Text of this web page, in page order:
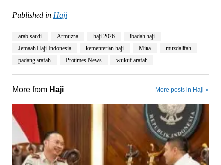
Published in Haji
arab saudi Armuzna haji 2026
ibadah haji
Jemaah Haji Indonesia
kementerian haji Mina
muzdalifah
padang arafah
Protimes News wukuf arafah
More from Haji More posts in Haji »